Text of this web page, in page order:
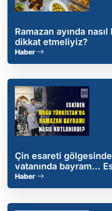
Ramazan ayında
dikkat etmeliyiz?
Haber
Çin esareti
vatanında bayram...
Türkistan'da Ramazan
kutlanırdı?
Haber